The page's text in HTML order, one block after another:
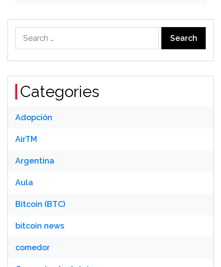
for:
Categories
Adopción
AirTM
Argentina
Aula
Bitcoin (BTC)
bitcoin news
comedor